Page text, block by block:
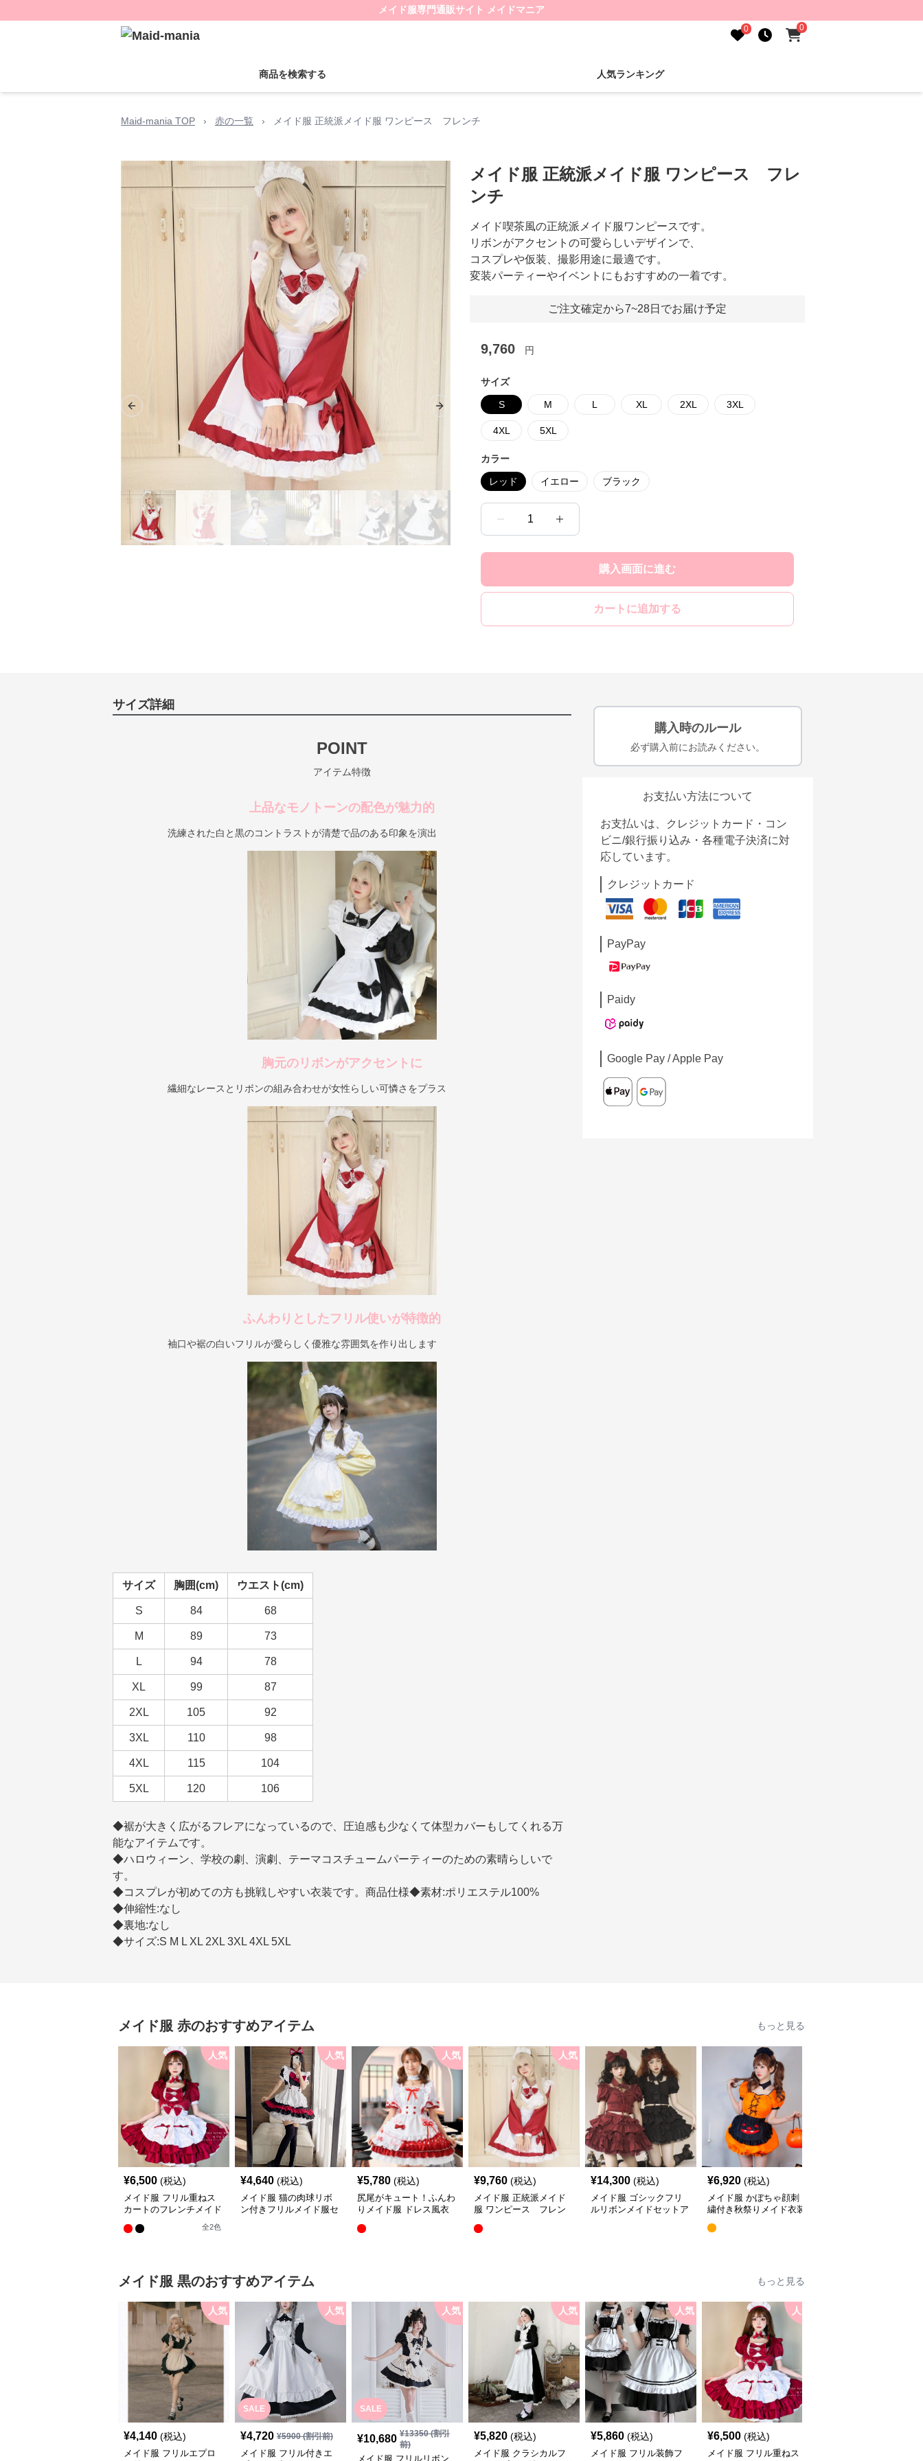
メイド服専門通販サイト メイドマニア
0 0
商品を検索する 人気ランキング
Maid-mania TOP › 赤の一覧 › メイド服 正統派メイド服 ワンピース フレンチ
Previous slide Next slide
メイド服 正統派メイド服 ワンピース フレ
ンチ
メイド喫茶風の正統派メイド服ワンピースです。
リボンがアクセントの可愛らしいデザインで、
コスプレや仮装、撮影用途に最適です。
変装パーティーやイベントにもおすすめの一着です。
ご注文確定から7~28日でお届け予定
9,760 円
サイズ
S M L XL 2XL 3XL
4XL 5XL
カラー
レッド イエロー ブラック
1
購入画面に進む
カートに追加する
サイズ詳細
POINT
アイテム特徴
上品なモノトーンの配色が魅力的
洗練された白と黒のコントラストが清楚で品のある印象を演出
胸元のリボンがアクセントに
繊細なレースとリボンの組み合わせが女性らしい可憐さをプラス
ふんわりとしたフリル使いが特徴的
袖口や裾の白いフリルが愛らしく優雅な雰囲気を作り出します
サイズ 胸囲(cm) ウエスト(cm)
S 84 68
M 89 73
L 94 78
XL 99 87
2XL 105 92
3XL 110 98
4XL 115 104
5XL 120 106
◆裾が大きく広がるフレアになっているので、圧迫感も少なくて体型カバーもしてくれる万
能なアイテムです。
◆ハロウィーン、学校の劇、演劇、テーマコスチュームパーティーのための素晴らしいで
す。
◆コスプレが初めての方も挑戦しやすい衣装です。商品仕様◆素材:ポリエステル100%
◆伸縮性:なし
◆裏地:なし
◆サイズ:S M L XL 2XL 3XL 4XL 5XL
購入時のルール
必ず購入前にお読みください。
お支払い方法について
お支払いは、クレジットカード・コン
ビニ/銀行振り込み・各種電子決済に対
応しています。
クレジットカード
PayPay
Paidy
Google Pay / Apple Pay
メイド服 赤のおすすめアイテム もっと見る
人気
¥6,500 (税込)
メイド服 フリル重ねス
カートのフレンチメイド
全2色
人気
¥4,640 (税込)
メイド服 猫の肉球リボ
ン付きフリルメイド服セ
人気
¥5,780 (税込)
尻尾がキュート！ふんわ
りメイド服 ドレス風衣
人気
¥9,760 (税込)
メイド服 正統派メイド
服 ワンピース フレン
¥14,300 (税込)
メイド服 ゴシックフリ
ルリボンメイドセットア
¥6,920 (税込)
メイド服 かぼちゃ顔刺
繍付き秋祭りメイド衣装
メイド服 黒のおすすめアイテム もっと見る
人気
¥4,140 (税込)
メイド服 フリルエプロ
SALE
人気
¥4,720 ¥5900(割引前)
メイド服 フリル付きエ
SALE
人気
¥10,680 ¥13350(割引
前)
メイド服 フリルリボン
人気
¥5,820 (税込)
メイド服 クラシカルフ
人気
¥5,860 (税込)
メイド服 フリル装飾フ
人気
¥6,500 (税込)
メイド服 フリル重ねス